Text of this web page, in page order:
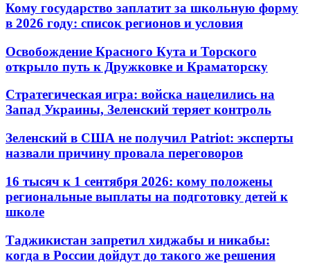
Кому государство заплатит за школьную форму
в 2026 году: список регионов и условия
Освобождение Красного Кута и Торского
открыло путь к Дружковке и Краматорску
Стратегическая игра: войска нацелились на
Запад Украины, Зеленский теряет контроль
Зеленский в США не получил Patriot: эксперты
назвали причину провала переговоров
16 тысяч к 1 сентября 2026: кому положены
региональные выплаты на подготовку детей к
школе
Таджикистан запретил хиджабы и никабы:
когда в России дойдут до такого же решения